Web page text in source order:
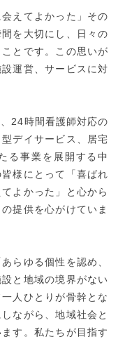
えてよかった」その
を大切にし、日々の
とです。この思いが
運営、サービスに対
24時間看護師対応の
デイサービス、居宅
る事業を展開する中
様にとって「喜ばれ
よかった」と心から
提供を心がけていま
らゆる個性を認め、
と地域の境界がない
人ひとりが骨幹とな
ながら、地域社会と
す。私たちが目指す